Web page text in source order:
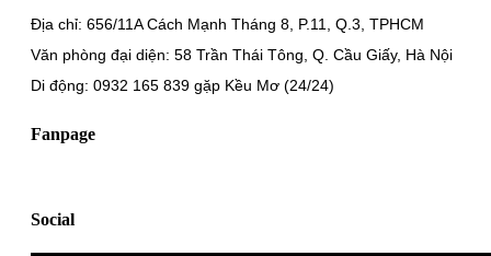
Địa chỉ: 656/11A Cách Mạnh Tháng 8, P.11, Q.3, TPHCM
Văn phòng đại diện: 58 Trần Thái Tông, Q. Cầu Giấy, Hà Nội
Di động: 0932 165 839 gặp Kều Mơ (24/24)
Fanpage
Social